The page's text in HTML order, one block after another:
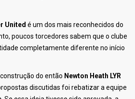
United é um dos mais reconhecidos do
poucos torcedores sabem que o clube
completamente diferente no início
do então Newton Heath LYR
discutidas foi rebatizar a equipe